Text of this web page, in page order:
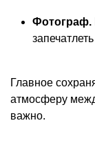
Фотограф.
Главное
атмосферу
важно.